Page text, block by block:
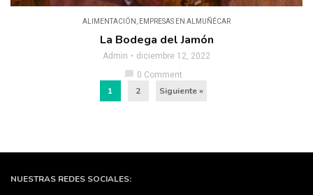
ALIMENTACIÓN EMPRESAS EN ALMUÑÉCAR
La Bodega del Jamón
Admin
diciembre 12, 2022
0 Comment
1 2 Siguiente »
NUESTRAS REDES SOCIALES: